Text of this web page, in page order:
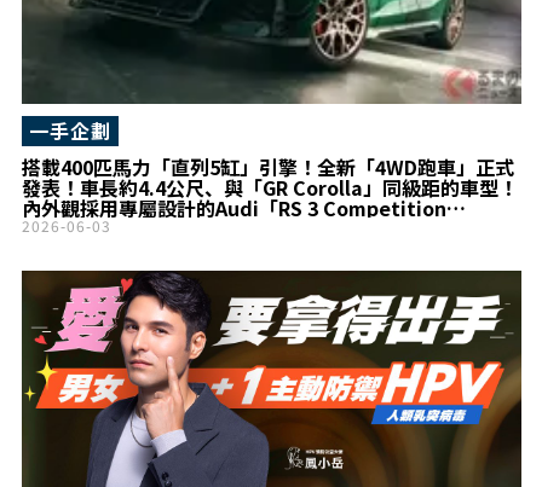
搭載400匹馬力「直列5缸」引擎！全新「4WD跑車」正式
發表！車長約4.4公尺、與「GR Corolla」同級距的車型！
內外觀採用專屬設計的Audi「RS 3 Competition
Limited」登場！
一手企劃
2026-06-03